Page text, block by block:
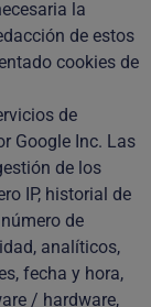
la
de estos
cookies de
de
Google Inc. Las
de los
IP, historial de
de
analíticos,
fecha y hora,
/ hardware,